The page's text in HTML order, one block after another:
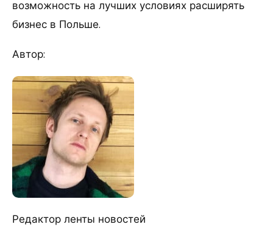
возможность на лучших условиях расширять
бизнес в Польше.
Автор:
Редактор ленты новостей